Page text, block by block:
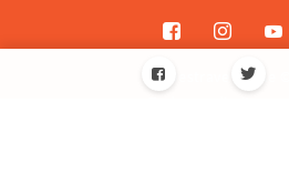
Destrave Escale ©